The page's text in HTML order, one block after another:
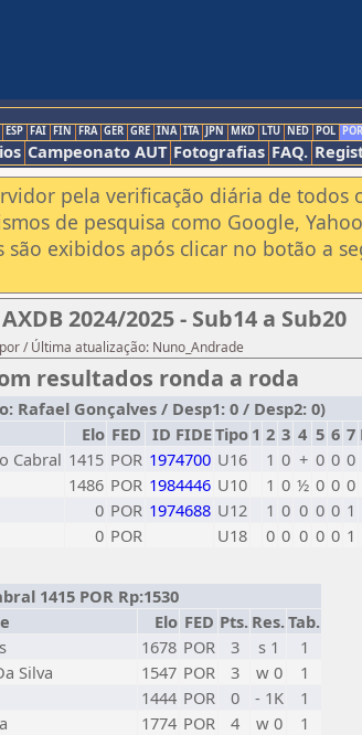
ESP FAI FIN FRA GER GRE INA ITA JPN MKD LTU NED POL POR
Campeonato AUT Fotografias FAQ.
pela verificação diária de todos
de pesquisa como Google,
exibidos após clicar no botão a
2024/2025 - Sub14 a Sub20
/ Última atualização: Nuno_Andrade
resultados ronda a roda
Rafael Gonçalves / Desp1: 0 / Desp2: 0)
Elo FED ID FIDETipo 1 2 3 4 5 6 7
Cabral 1415 POR 1974700 U16 1 0 + 0 0 0
1486 POR 1984446 U10 1 0 ½ 0 0 0
0 POR 1974688 U12 1 0 0 0 0 1
0 POR U18 0 0 0 0 0 1
1415 POR Rp:1530
Elo FED Pts. Res.Tab.
1678 POR 3 s 1
1
Silva 1547 POR 3 w 0
1
1444 POR 0 - 1K
1
1774 POR 4 w 0
1